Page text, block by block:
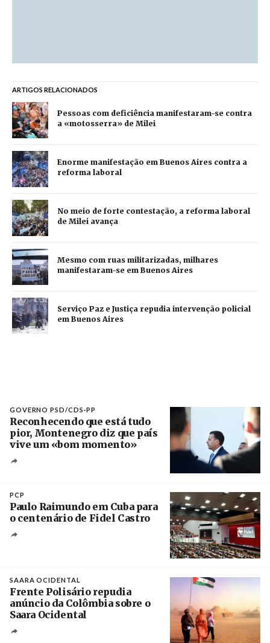
ARTIGOS RELACIONADOS
Pessoas com deficiência manifestaram-se contra
a «motosserra» de Milei
Enorme manifestação em Buenos Aires contra a
reforma laboral
No meio de forte contestação, a reforma laboral
de Milei avança
Mesmo com ruas militarizadas, milhares
manifestaram-se em Buenos Aires
Serviço Paz e Justiça repudia intervenção policial
em Buenos Aires
GOVERNO PSD/CDS-PP
Reconhecendo que está tudo
pior, Montenegro diz que país
vive um «bom momento»
PCP
Paulo Raimundo em Cuba para
o centenário de Fidel Castro
SAARA OCIDENTAL
Frente Polisário repudia
anúncio da Colômbia sobre o
Saara Ocidental